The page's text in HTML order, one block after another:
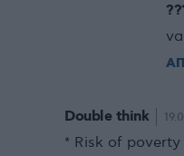
Double think
* Risk of poverty